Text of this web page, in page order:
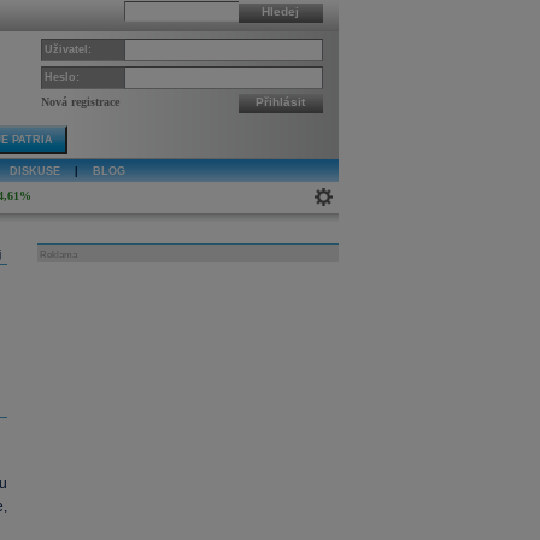
Hledej
Uživatel:
Heslo:
Nová registrace Přihlásit
PATRIA
DISKUSE BLOG
Reklama